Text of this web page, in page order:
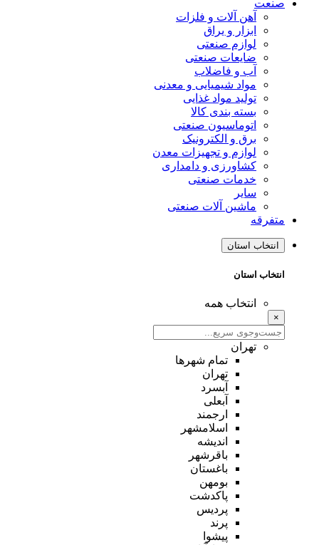
صنعت
آهن آلات و فلزات
ابزار و یراق
لوازم صنعتی
ضایعات صنعتی
آب و فاضلاب
مواد شیمیایی و معدنی
تولید مواد غذایی
بسته بندی کالا
اتوماسیون صنعتی
برق و الکترونیک
لوازم و تجهیزات معدن
کشاورزی و دامداری
خدمات صنعتی
سایر
ماشین آلات صنعتی
متفرقه
انتخاب استان
انتخاب استان
انتخاب همه
×
تهران
تمام شهر‌ها
تهران
آبسرد
آبعلی
ارجمند
اسلامشهر
اندیشه
باقرشهر
باغستان
بومهن
پاکدشت
پردیس
پرند
پیشوا